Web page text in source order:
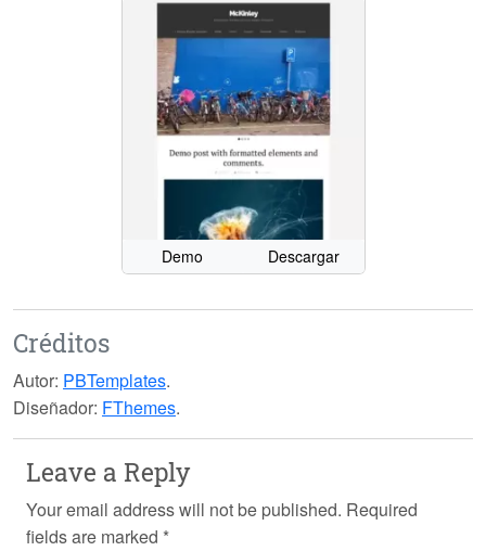
Demo Descargar
Créditos
Autor: PBTemplates.
Diseñador: FThemes.
Leave a Reply
Your email address will not be published. Required
fields are marked *